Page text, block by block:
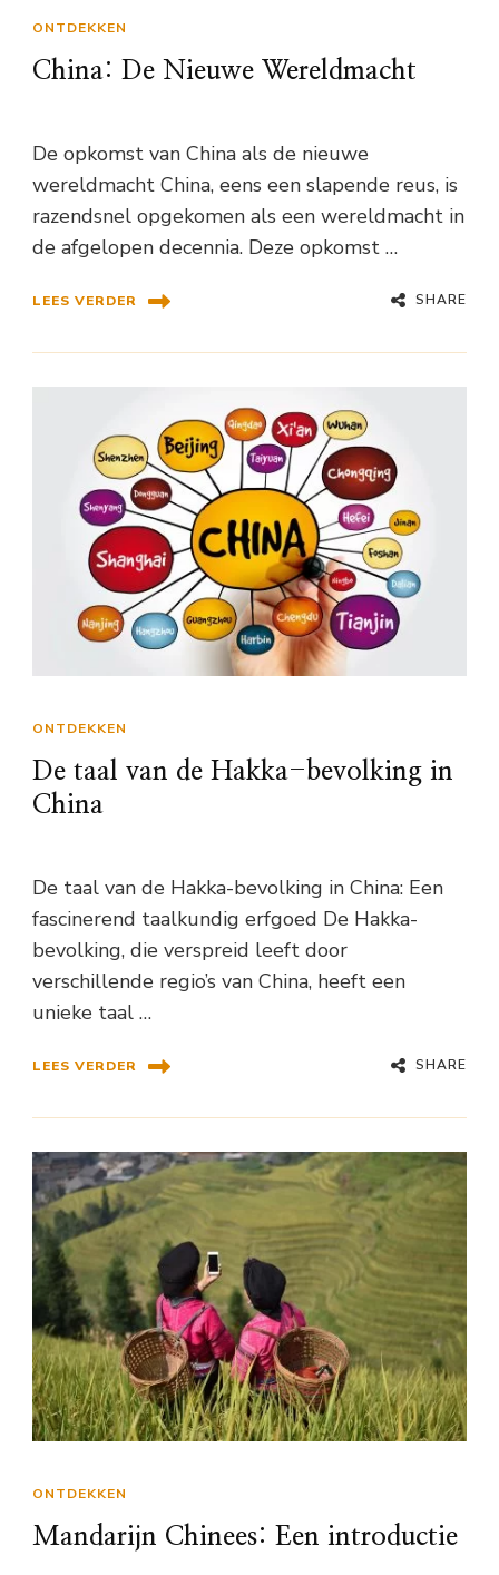
ONTDEKKEN
China: De Nieuwe Wereldmacht
De opkomst van China als de nieuwe
wereldmacht China, eens een slapende reus, is
razendsnel opgekomen als een wereldmacht in
de afgelopen decennia. Deze opkomst …
LEES VERDER SHARE
ONTDEKKEN
De taal van de Hakka-bevolking in
China
De taal van de Hakka-bevolking in China: Een
fascinerend taalkundig erfgoed De Hakka-
bevolking, die verspreid leeft door
verschillende regio’s van China, heeft een
unieke taal …
LEES VERDER SHARE
ONTDEKKEN
Mandarijn Chinees: Een introductie